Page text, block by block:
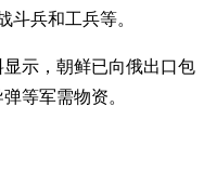
斗兵和工兵等。
示，朝鲜已向俄出口包
弹等军需物资。